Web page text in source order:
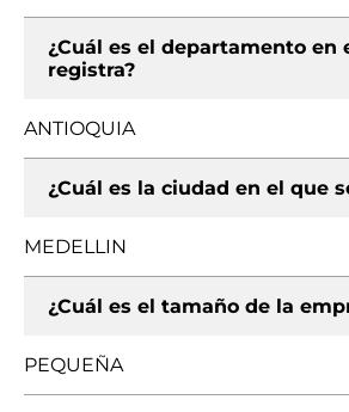
¿Cuál es el departamento en
registra?
ANTIOQUIA
¿Cuál es la ciudad en el que
MEDELLIN
¿Cuál es el tamaño de la
PEQUEÑA